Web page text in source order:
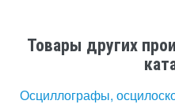
Товары других
Осциллографы,